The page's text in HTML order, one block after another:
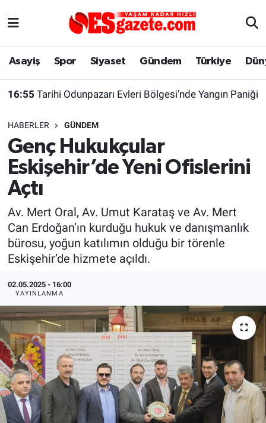
Asayiş Spor Siyaset Gündem Türkiye
16:55 Tarihi Odunpazarı Evleri Bölgesi’nde Yangın Paniği
HABERLER GÜNDEM
Genç Hukukçular
Eskişehir’de Yeni Ofislerini
Açtı
Av. Mert Oral, Av. Umut Karataş ve Av. Mert
Can Erdoğan’ın kurduğu hukuk ve danışmanlık
bürosu, yoğun katılımın olduğu bir törenle
Eskişehir’de hizmete açıldı.
02.05.2025 - 16:00
YAYINLANMA
Asayiş
Gündem
Türkiye
Dünya
Sağlık
Alış-Veriş/İş dünyası
Yaşam
Eskişehirspor Arşivi
Eskişehir Arşivi
Röportaj
Ekonomi
Kültür Sanat
Politika
Bilecik
Kütahya
Gezi
Genel
Eskişehir Nöbetçi Eczaneler
Süper Lig Puan Durumu ve Fikstür
Tüm Manşetler
Son Dakika Haberleri
Haber Arşivi